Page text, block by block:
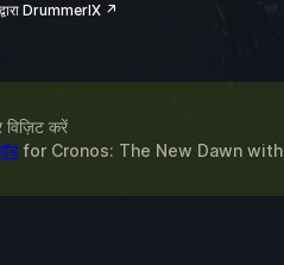
DrummerIX ↗
करें
for Cronos: The New Dawnwith